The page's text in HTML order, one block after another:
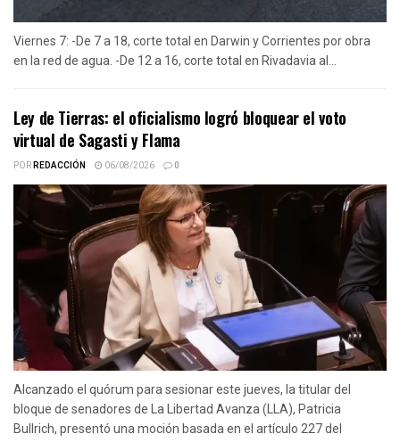
Viernes 7: -De 7 a 18, corte total en Darwin y Corrientes por obra
en la red de agua. -De 12 a 16, corte total en Rivadavia al...
Ley de Tierras: el oficialismo logró bloquear el voto
virtual de Sagasti y Flama
PORREDACCIÓN 06/08/2026 0
Alcanzado el quórum para sesionar este jueves, la titular del
bloque de senadores de La Libertad Avanza (LLA), Patricia
Bullrich, presentó una moción basada en el artículo 227 del